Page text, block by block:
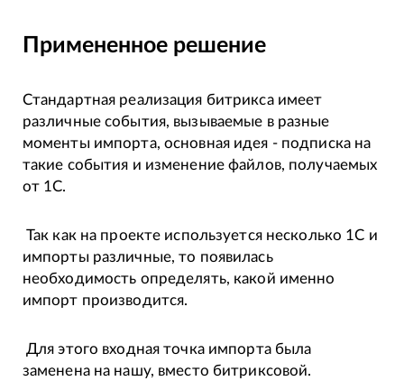
Примененное решение
Стандартная реализация битрикса имеет
различные события, вызываемые в разные
моменты импорта, основная идея - подписка на
такие события и изменение файлов, получаемых
от 1С.
Так как на проекте используется несколько 1С и
импорты различные, то появилась
необходимость определять, какой именно
импорт производится.
Для этого входная точка импорта была
заменена на нашу, вместо битриксовой.